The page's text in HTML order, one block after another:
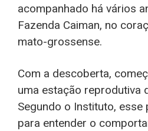
acompanhado há vários
Fazenda Caiman, no
mato-grossense.
Com a descoberta,
uma estação reprodutiva
Segundo o Instituto, esse
para entender o